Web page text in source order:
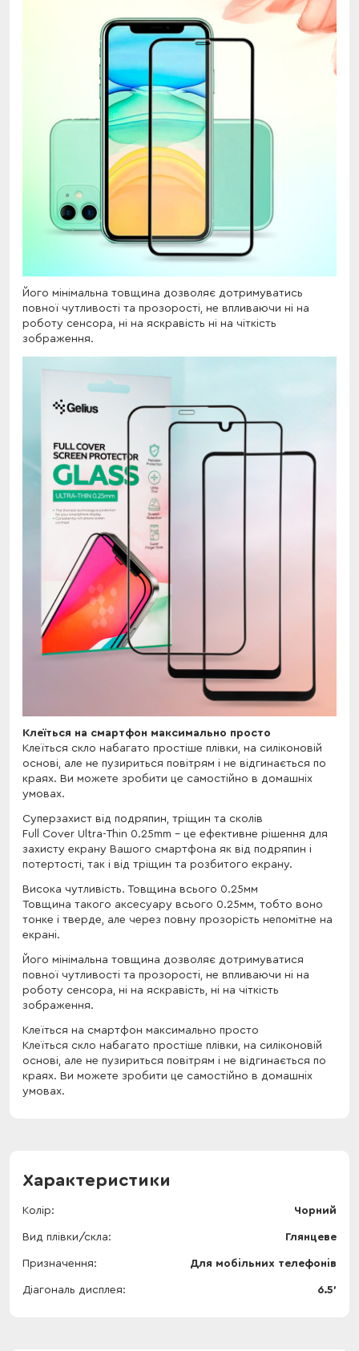
Його мінімальна товщина дозволяє дотримуватись
повної чутливості та прозорості, не впливаючи ні на
роботу сенсора, ні на яскравість ні на чіткість
зображення.
Клеїться на смартфон максимально просто
Клеїться скло набагато простіше плівки, на силіконовій
основі, але не пузириться повітрям і не відгинається по
краях. Ви можете зробити це самостійно в домашніх
умовах.
Cуперзахист від подряпин, тріщин та сколів
Full Cover Ultra-Thin 0.25mm - це ефективне рішення для
захисту екрану Вашого смартфона як від подряпин і
потертості, так і від тріщин та розбитого екрану.
Висока чутливість. Товщина всього 0.25мм
Товщина такого аксесуару всього 0.25мм, тобто воно
тонке і тверде, але через повну прозорість непомітне на
екрані.
Його мінімальна товщина дозволяє дотримуватися
повної чутливості та прозорості, не впливаючи ні на
роботу сенсора, ні на яскравість, ні на чіткість
зображення.
Клеїться на смартфон максимально просто
Клеїться скло набагато простіше плівки, на силіконовій
основі, але не пузириться повітрям і не відгинається по
краях. Ви можете зробити це самостійно в домашніх
умовах.
Характеристики
Колір Чорний
Вид плівки/скла Глянцеве
Призначення Для мобільних телефонів
Діагональ дисплея 6.5'